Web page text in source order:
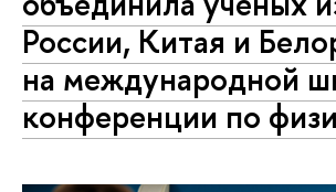
России, Китая и
на международной
конференции по